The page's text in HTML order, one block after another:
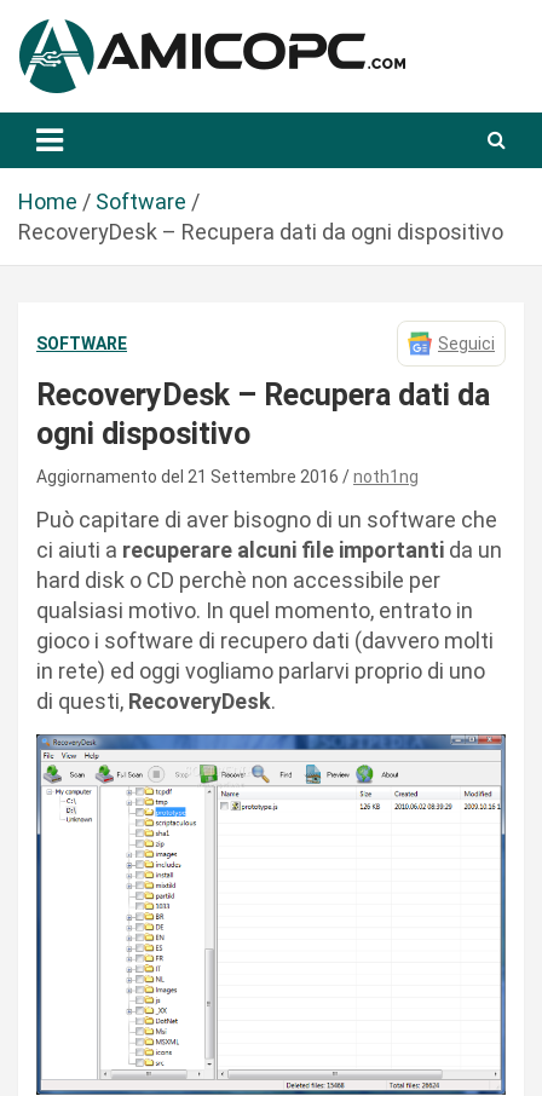
a
Amicopc.com
Home
Software
RecoveryDesk – Recupera dati da ogni dispositivo
SOFTWARE Seguici
RecoveryDesk – Recupera dati da
ogni dispositivo
Aggiornamento del 21 Settembre 2016 noth1ng
Può capitare di aver bisogno di un software che
ci aiuti a recuperare alcuni file importanti da un
hard disk o CD perchè non accessibile per
qualsiasi motivo. In quel momento, entrato in
gioco i software di recupero dati (davvero molti
in rete) ed oggi vogliamo parlarvi proprio di uno
di questi, RecoveryDesk.